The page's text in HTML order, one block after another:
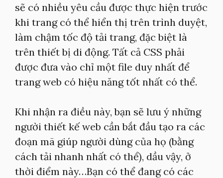
sẽ có nhiều yêu cầu được thực hiện trước
khi trang có thể hiển thị trên trình duyệt,
làm chậm tốc độ tải trang, đặc biệt là
trên thiết bị di động. Tất cả CSS phải
được đưa vào chỉ một file duy nhất để
trang web có hiệu năng tốt nhất có thể.
Khi nhận ra điều này, bạn sẽ lưu ý những
người thiết kế web cần bắt đầu tạo ra các
đoạn mã giúp người dùng của họ (bằng
cách tải nhanh nhất có thể), dầu vậy, ở
thời điểm này…Bạn có thể đang có các